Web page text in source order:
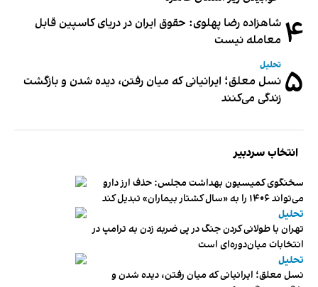
۴ شاهزاده رضا پهلوی: حقوق ایران در دریای کاسپین قابل
معامله نیست
۵ تحلیل
نسل معلق؛ ایرانیانی که میان رفتن، دیده شدن و بازگشت
زندگی می‌کنند
انتخاب سردبیر
سخنگوی کمیسیون بهداشت مجلس: حذف ارز دارو
می‌تواند ۱۴۰۶ را به «سال کشتار بیماران» تبدیل کند
تحلیل
تهران با طولانی کردن جنگ در پی ضربه زدن به ترامپ در
انتخابات میان‌دوره‌ای است
تحلیل
نسل معلق؛ ایرانیانی که میان رفتن، دیده شدن و